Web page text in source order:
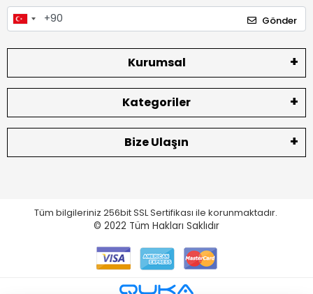
Gönder
Kurumsal
Kategoriler
Bize Ulaşın
Tüm bilgileriniz 256bit SSL Sertifikası ile korunmaktadır.
© 2022 Tüm Hakları Saklıdır